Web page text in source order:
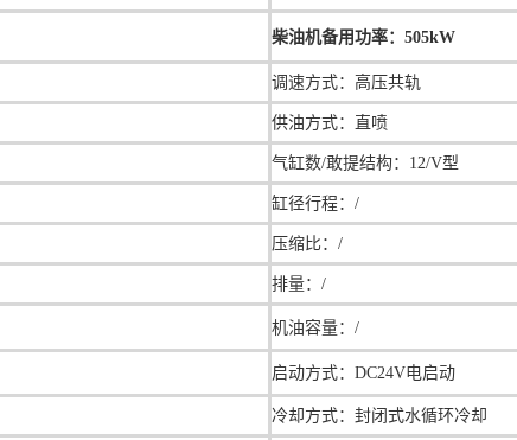
柴油机备用功率：505kW
调速方式： 高压共轨
供油方式：直喷
气缸数/敢提结构：12/V型
缸径行程：/
压缩比：/
排量：/
机油容量：/
启动方式：DC24V电启动
冷却方式：封闭式水循环冷却